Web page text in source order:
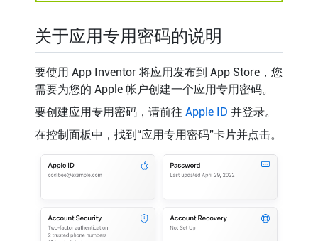
关于应用专用密码的说明
要使用 App Inventor 将应用发布到 App Store，您
需要为您的 Apple 帐户创建一个应用专用密码。
要创建应用专用密码，请前往 Apple ID 并登录。
在控制面板中，找到“应用专用密码”卡片并点击。